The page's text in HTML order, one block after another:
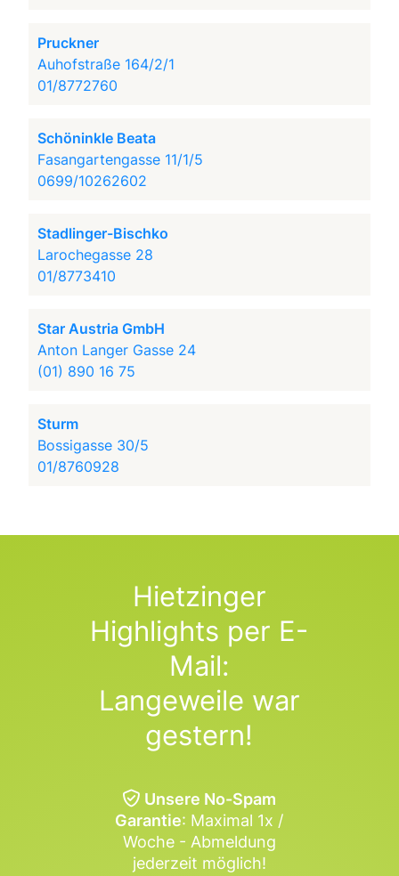
Pruckner
Auhofstraße 164/2/1
01/8772760
Schöninkle Beata
Fasangartengasse 11/1/5
0699/10262602
Stadlinger-Bischko
Larochegasse 28
01/8773410
Star Austria GmbH
Anton Langer Gasse 24
(01) 890 16 75
Sturm
Bossigasse 30/5
01/8760928
Hietzinger
Highlights per E-
Mail:
Langeweile war
gestern!
Unsere No-Spam
Garantie: Maximal 1x /
Woche - Abmeldung
jederzeit möglich!